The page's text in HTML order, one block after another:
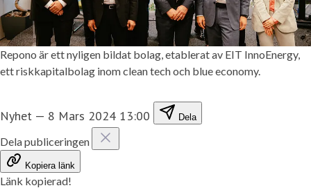
Repono är ett nyligen bildat bolag, etablerat av EIT InnoEnergy,
ett riskkapitalbolag inom clean tech och blue economy.
Nyhet — 8 Mars 2024 13:00 Dela
Dela publiceringen
Kopiera länk
Länk kopierad!